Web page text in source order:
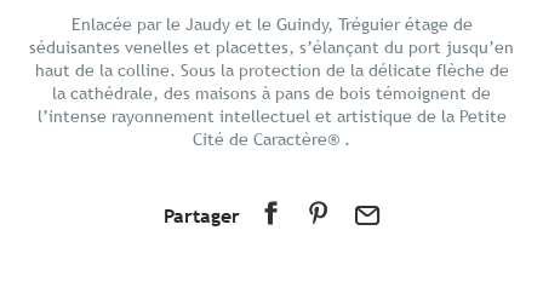
Préparer votre séjour
Aux alentours
Enlacée par le Jaudy et le Guindy, Tréguier étage de
séduisantes venelles et placettes, s’élançant du port jusqu’en
haut de la colline. Sous la protection de la délicate flèche de
la cathédrale, des maisons à pans de bois témoignent de
l’intense rayonnement intellectuel et artistique de la Petite
Cité de Caractère® .
Partager